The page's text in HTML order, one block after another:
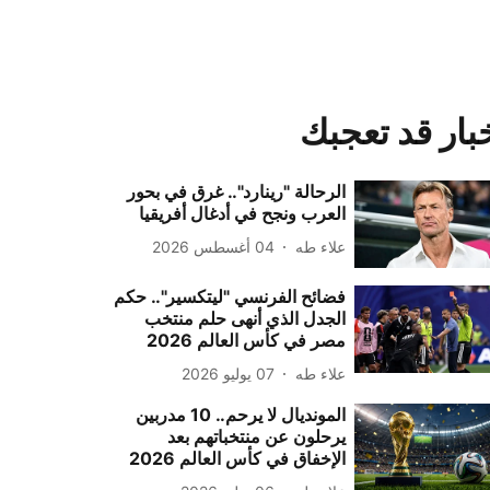
قد تعجبك
الرحالة "رينارد".. غرق في بحور
العرب ونجح في أدغال أفريقيا
علاء طه 04 أغسطس 2026
فضائح الفرنسي "ليتكسير".. حكم
الجدل الذي أنهى حلم منتخب
مصر في كأس العالم 2026
علاء طه 07 يوليو 2026
المونديال لا يرحم.. 10 مدربين
يرحلون عن منتخباتهم بعد
الإخفاق في كأس العالم 2026